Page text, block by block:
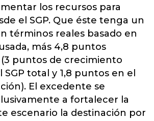
los recursos para
el SGP. Que éste tenga un
términos reales basado en
más 4,8 puntos
puntos de crecimiento
total y 1,8 puntos en el
El excedente se
a fortalecer la
escenario la destinación por